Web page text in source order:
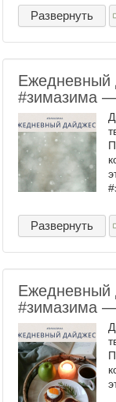
Развернуть
Ежедневный
#зимазима
Развернуть
Ежедневный
#зимазима